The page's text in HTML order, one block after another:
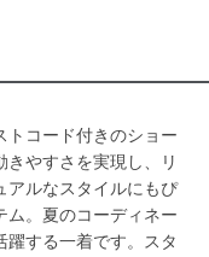
トコード付きのショー
きやすさを実現し、リ
アルなスタイルにもぴ
ム。夏のコーディネー
躍する一着です。スタ